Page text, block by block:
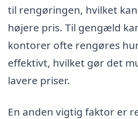
til rengøringen, hvilket
højere pris. Til gengæld
kontorer ofte rengøres
effektivt, hvilket gør det
lavere priser.
En anden vigtig faktor er